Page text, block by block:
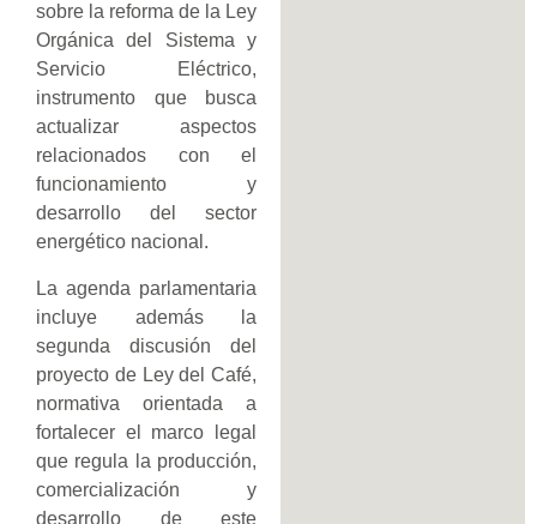
sobre la reforma de la Ley
Orgánica del Sistema y
Servicio Eléctrico,
instrumento que busca
actualizar aspectos
relacionados con el
funcionamiento y
desarrollo del sector
energético nacional.
La agenda parlamentaria
incluye además la
segunda discusión del
proyecto de Ley del Café,
normativa orientada a
fortalecer el marco legal
que regula la producción,
comercialización y
desarrollo de este